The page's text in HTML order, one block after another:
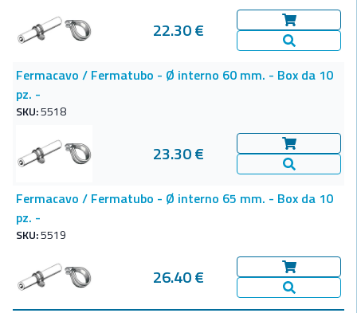
22.30 €
Aggiungi al
Vedi Dettagli
Fermacavo / Fermatubo - Ø interno 60 mm. - Box da 10
pz. -
SKU:5518
23.30 €
Aggiungi al
Vedi Dettagli
Fermacavo / Fermatubo - Ø interno 65 mm. - Box da 10
pz. -
SKU:5519
26.40 €
Aggiungi al
Vedi Dettagli